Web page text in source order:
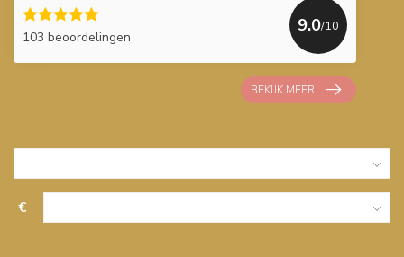
103 beoordelingen
9.0/10
BEKIJK MEER
€